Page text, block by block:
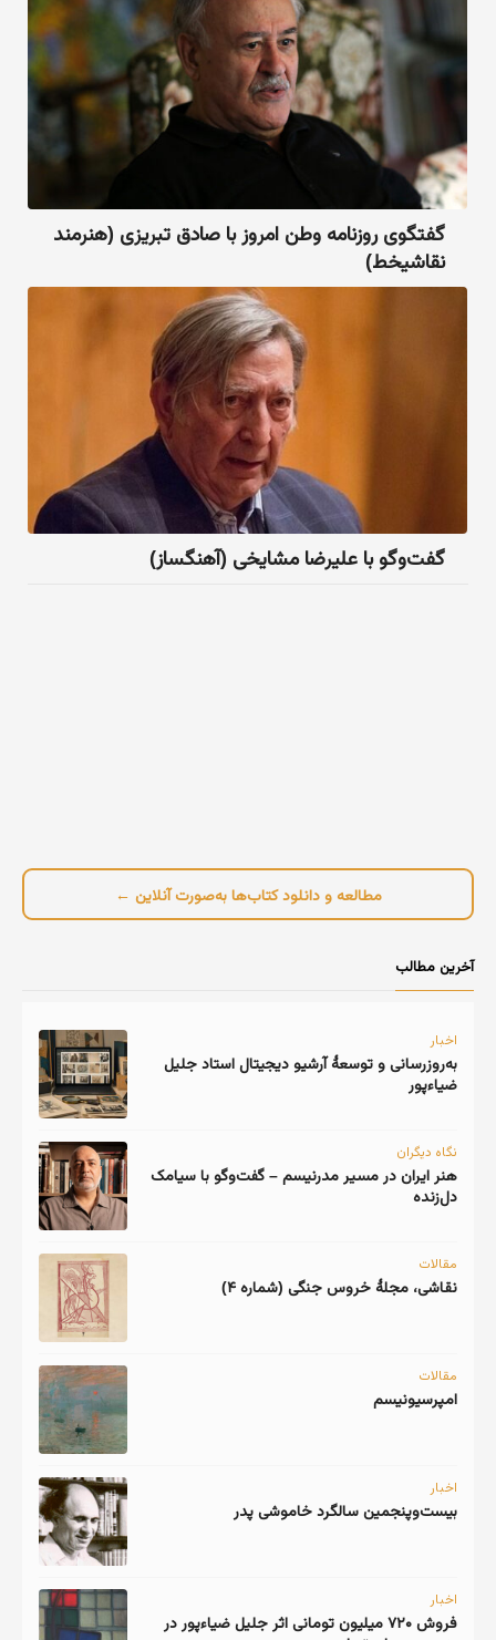
گفتگو‌ی روزنامه وطن‌ امروز با صادق تبریزی (هنرمند
نقاشیخط)
گفت‌وگو با علیرضا مشایخی (آهنگساز)
مطالعه و دانلود کتاب‌ها به‌صورت آنلاین ←
آخرین مطالب
اخبار
به‌روزرسانی و توسعهٔ آرشیو دیجیتال استاد جلیل
ضیاءپور
نگاه دیگران
هنر ایران در مسیر مدرنیسم – گفت‌وگو با سیامک
دل‌زنده
مقالات
نقاشی، مجلهٔ خروس جنگی (شماره ۴)
مقالات
امپرسیونیسم
اخبار
اخبار
فروش ۷۲۰ میلیون تومانی اثر جلیل ضیاءپور در